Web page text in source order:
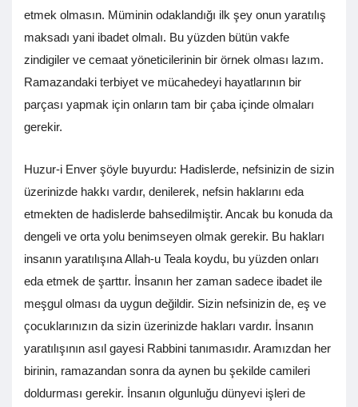
etmek olmasın. Müminin odaklandığı ilk şey onun yaratılış
maksadı yani ibadet olmalı. Bu yüzden bütün vakfe
zindigiler ve cemaat yöneticilerinin bir örnek olması lazım.
Ramazandaki terbiyet ve mücahedeyi hayatlarının bir
parçası yapmak için onların tam bir çaba içinde olmaları
gerekir.
Huzur-i Enver şöyle buyurdu: Hadislerde, nefsinizin de sizin
üzerinizde hakkı vardır, denilerek, nefsin haklarını eda
etmekten de hadislerde bahsedilmiştir. Ancak bu konuda da
dengeli ve orta yolu benimseyen olmak gerekir. Bu hakları
insanın yaratılışına Allah-u Teala koydu, bu yüzden onları
eda etmek de şarttır. İnsanın her zaman sadece ibadet ile
meşgul olması da uygun değildir. Sizin nefsinizin de, eş ve
çocuklarınızın da sizin üzerinizde hakları vardır. İnsanın
yaratılışının asıl gayesi Rabbini tanımasıdır. Aramızdan her
birinin, ramazandan sonra da aynen bu şekilde camileri
doldurması gerekir. İnsanın olgunluğu dünyevi işleri de